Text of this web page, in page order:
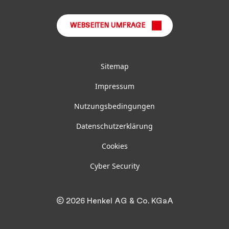
WEBSEITEN UMFRAGE
Sitemap
Impressum
Nutzungsbedingungen
Datenschutzerklärung
Cookies
Cyber Security
© 2026 Henkel AG & Co. KGaA